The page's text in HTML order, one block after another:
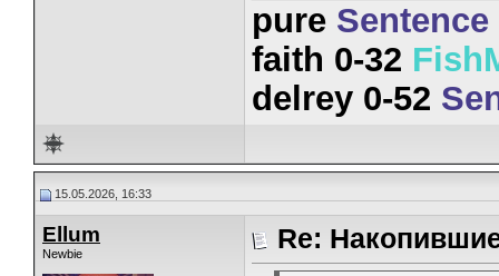
pure Sentence
faith 0-32
delrey 0-52
15.05.2026, 16:33
Ellum
Newbie Re: